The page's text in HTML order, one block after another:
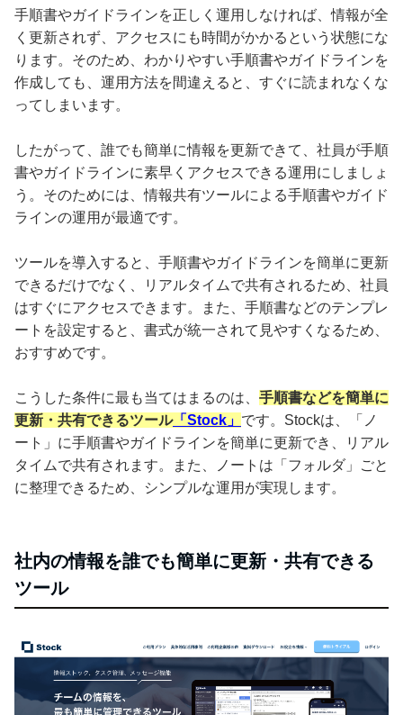
手順書やガイドラインを正しく運用しなければ、情報が全
く更新されず、アクセスにも時間がかかるという状態にな
ります。そのため、わかりやすい手順書やガイドラインを
作成しても、運用方法を間違えると、すぐに読まれなくな
ってしまいます。
したがって、誰でも簡単に情報を更新できて、社員が手順
書やガイドラインに素早くアクセスできる運用にしましょ
う。そのためには、情報共有ツールによる手順書やガイド
ラインの運用が最適です。
ツールを導入すると、手順書やガイドラインを簡単に更新
できるだけでなく、リアルタイムで共有されるため、社員
はすぐにアクセスできます。また、手順書などのテンプレ
ートを設定すると、書式が統一されて見やすくなるため、
おすすめです。
こうした条件に最も当てはまるのは、 手順書などを簡単に
更新・共有できるツール「Stock」 です。Stockは、「ノ
ート」に手順書やガイドラインを簡単に更新でき、リアル
タイムで共有されます。また、ノートは「フォルダ」ごと
に整理できるため、シンプルな運用が実現します。
社内の情報を誰でも簡単に更新・共有できる
ツール